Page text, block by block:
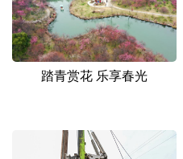
山东 河南
广东 广西
陕西
踏青赏花 乐享春光